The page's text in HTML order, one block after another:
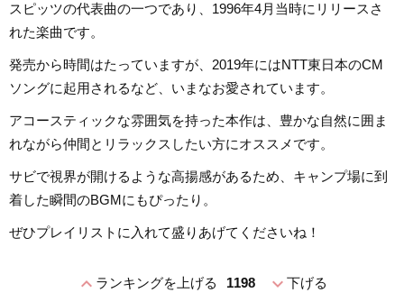
スピッツの代表曲の一つであり、1996年4月当時にリリースさ
れた楽曲です。
発売から時間はたっていますが、2019年にはNTT東日本のCM
ソングに起用されるなど、いまなお愛されています。
アコースティックな雰囲気を持った本作は、豊かな自然に囲ま
れながら仲間とリラックスしたい方にオススメです。
サビで視界が開けるような高揚感があるため、キャンプ場に到
着した瞬間のBGMにもぴったり。
ぜひプレイリストに入れて盛りあげてくださいね！
expand_lessランキングを上げる 1198 expand_more下げる